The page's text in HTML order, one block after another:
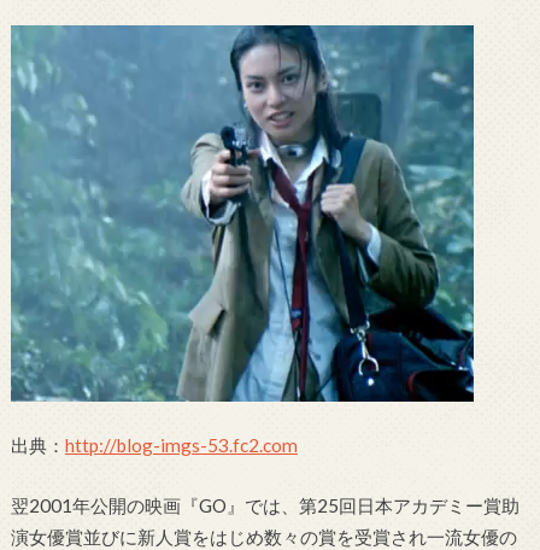
出典： http://blog-imgs-53.fc2.com
翌2001年公開の映画『GO』では、第25回日本アカデミー賞助
演女優賞並びに新人賞をはじめ数々の賞を受賞され一流女優の